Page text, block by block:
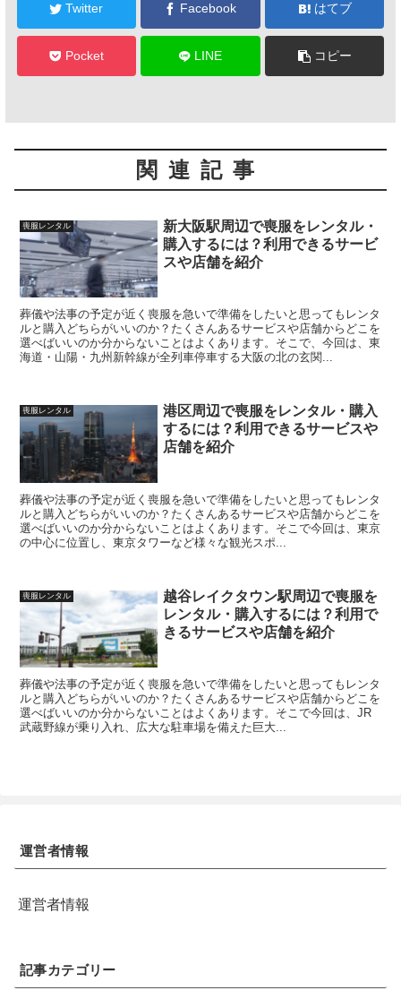
Twitter Facebook はてブ
Pocket LINE コピー
関連記事
喪服レンタル
新大阪駅周辺で喪服をレンタル・
購入するには？利用できるサービ
スや店舗を紹介
葬儀や法事の予定が近く喪服を急いで準備をしたいと思ってもレンタ
ルと購入どちらがいいのか？たくさんあるサービスや店舗からどこを
選べばいいのか分からないことはよくあります。そこで、今回は、東
海道・山陽・九州新幹線が全列車停車する大阪の北の玄関...
喪服レンタル
港区周辺で喪服をレンタル・購入
するには？利用できるサービスや
店舗を紹介
葬儀や法事の予定が近く喪服を急いで準備をしたいと思ってもレンタ
ルと購入どちらがいいのか？たくさんあるサービスや店舗からどこを
選べばいいのか分からないことはよくあります。そこで今回は、東京
の中心に位置し、東京タワーなど様々な観光スポ...
喪服レンタル
越谷レイクタウン駅周辺で喪服を
レンタル・購入するには？利用で
きるサービスや店舗を紹介
葬儀や法事の予定が近く喪服を急いで準備をしたいと思ってもレンタ
ルと購入どちらがいいのか？たくさんあるサービスや店舗からどこを
選べばいいのか分からないことはよくあります。そこで今回は、JR
武蔵野線が乗り入れ、広大な駐車場を備えた巨大...
運営者情報
運営者情報
記事カテゴリー